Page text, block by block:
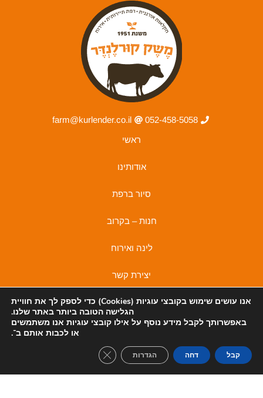
052-458-5058
farm@kurlender.co.il
ראשי
אודותינו
סיור ברפת
חנות – בקרוב
לינה ואירוח
יצירת קשר
מדיניות פרטיות
מדיניות פרטיות
a
c
e
n
s
t
אנו עושים שימוש בקובצי עוגיות (Cookies)
כדי לספק לך את חוויית
הגלישה הטובה ביותר באתר שלנו.
באפשרותך לקבל מידע נוסף על אילו קובצי עוגיות אנו משתמשים
או לכבות אותם ב־.
קבל דחה הגדרות GDPR Cookie Banner